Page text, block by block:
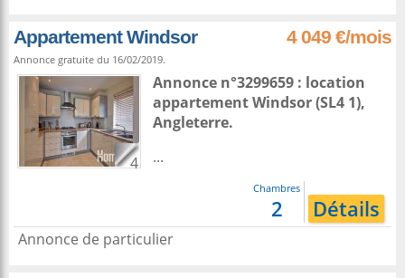
Appartement Windsor 4 049 €/mois
Annonce gratuite du 16/02/2019.
4
Annonce n°3299659 : location
appartementWindsor(SL4 1),
Angleterre.
...
Chambres
2 Détails
Annonce de particulier